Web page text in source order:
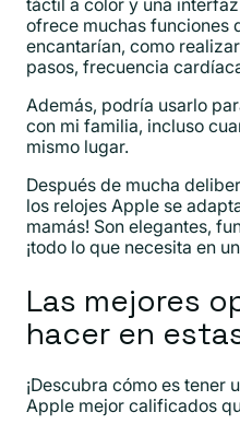
táctil a color y una
ofrece muchas funciones
encantarían, como
pasos, frecuencia
Además, podría usarlo
con mi familia, incluso
mismo lugar.
Después de mucha
los relojes Apple se
mamás! Son elegantes,
¡todo lo que necesita en
Las mejores
hacer en
¡Descubra cómo es tener
Apple mejor calificados